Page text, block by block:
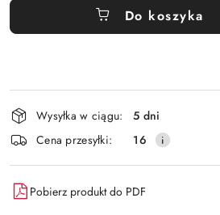
Do koszyka
Wyślij
Dostępność
i
dostawa
Wysyłka w ciągu:
5 dni
Cena przesyłki:
16
Pobierz produkt do PDF